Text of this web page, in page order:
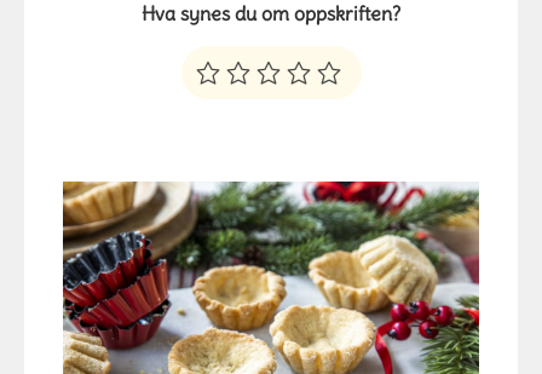
Hva synes du om oppskriften?